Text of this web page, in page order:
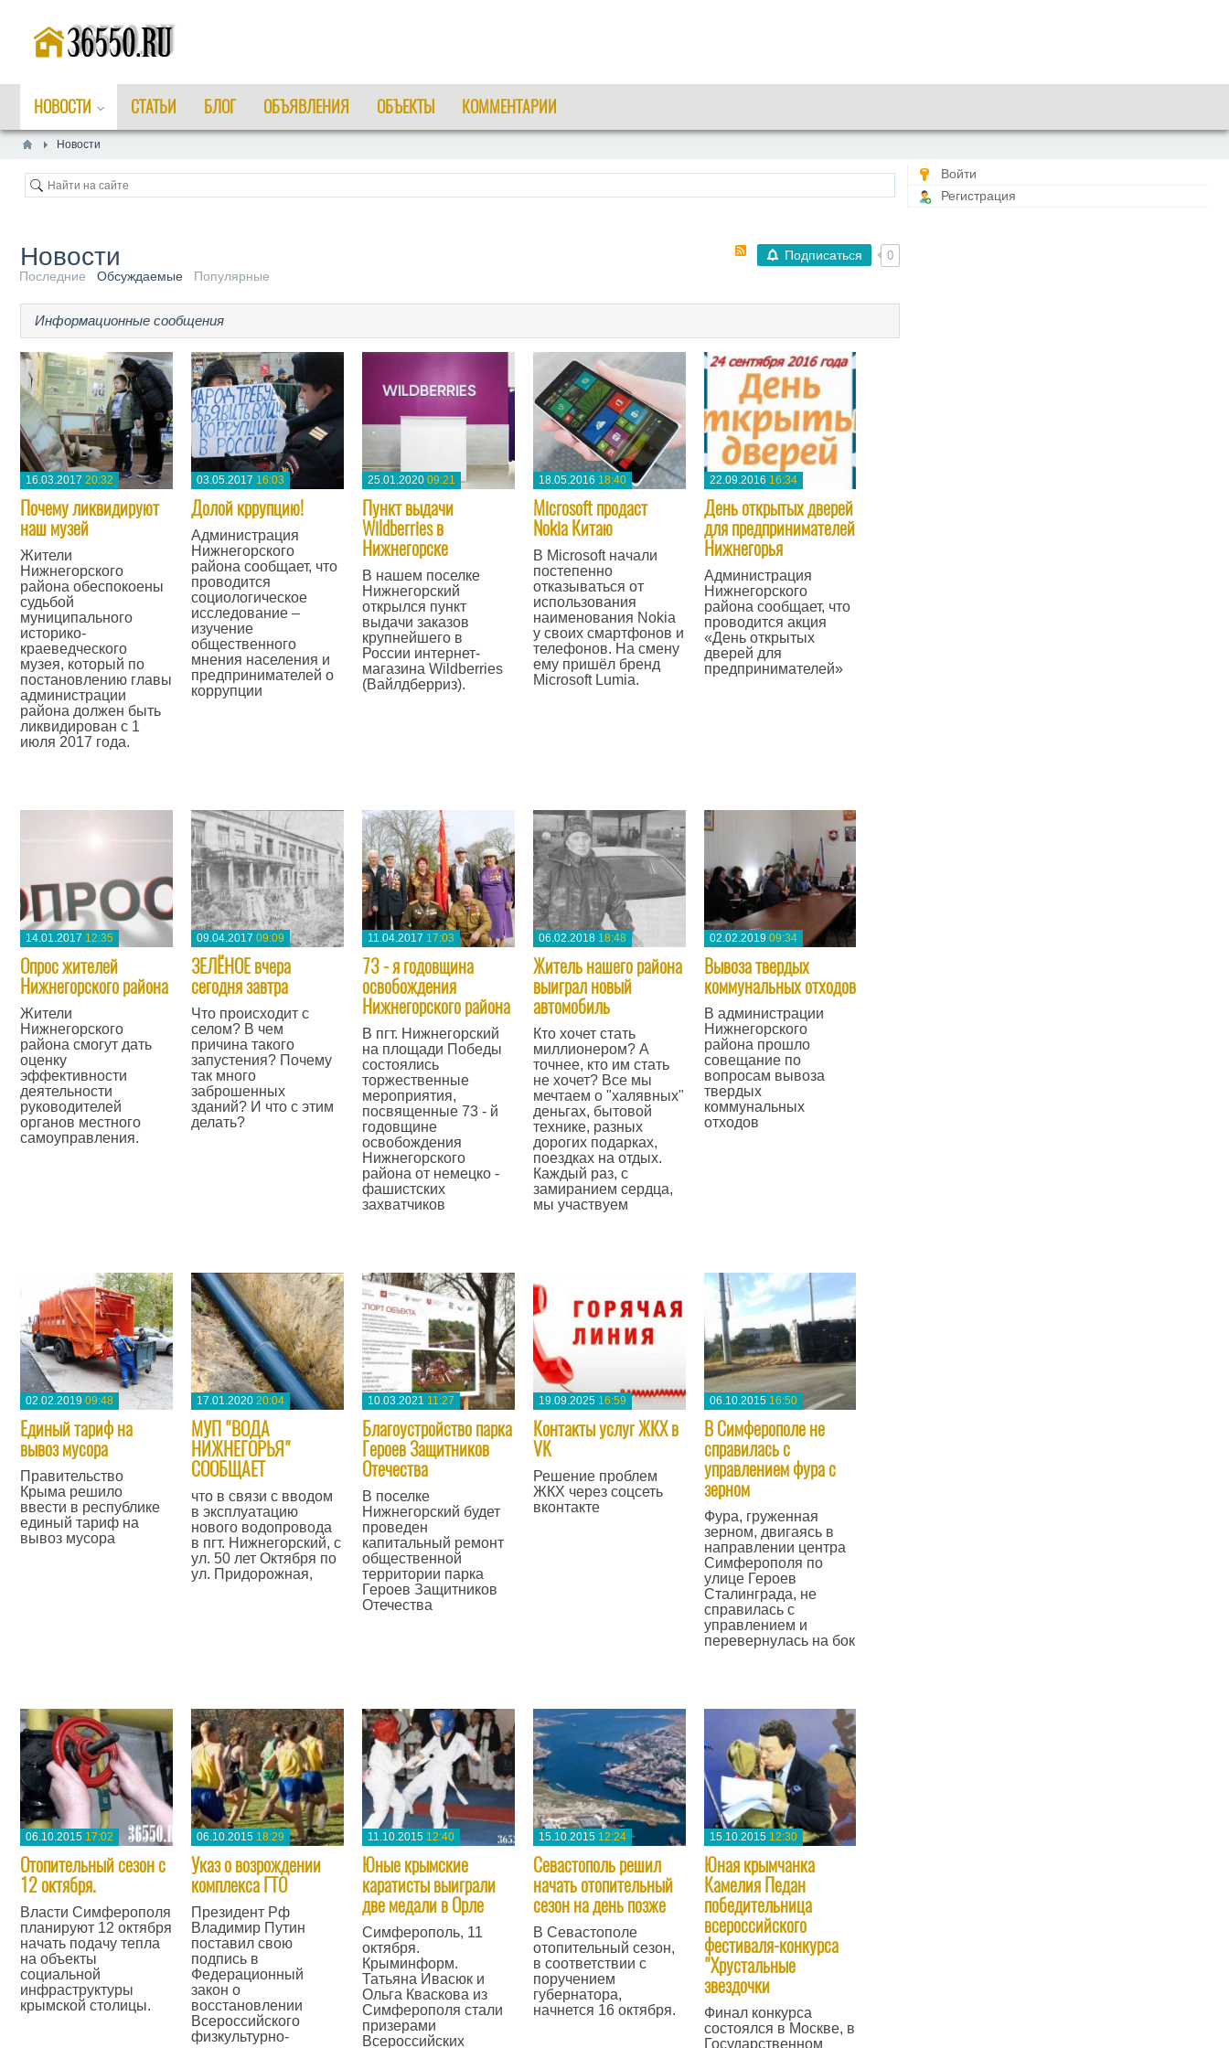
НОВОСТИ СТАТЬИ БЛОГ ОБЪЯВЛЕНИЯ ОБЪЕКТЫ КОММЕНТАРИИ
Новости
Подписаться 0
Новости
Последние Обсуждаемые Популярные
Информационные сообщения
16.03.2017 20:32
Почему ликвидируют
наш музей
Жители
Нижнегорского
района обеспокоены
судьбой
муниципального
историко-
краеведческого
музея, который по
постановлению главы
администрации
района должен быть
ликвидирован с 1
июля 2017 года.
03.05.2017 16:03
Долой кррупцию!
Администрация
Нижнегорского
района сообщает, что
проводится
социологическое
исследование –
изучение
общественного
мнения населения и
предпринимателей о
коррупции
25.01.2020 09:21
Пункт выдачи
Wildberries в
Нижнегорске
В нашем поселке
Нижнегорский
открылся пункт
выдачи заказов
крупнейшего в
России интернет-
магазина Wildberries
(Вайлдберриз).
18.05.2016 18:40
Microsoft продаст
Nokia Китаю
В Microsoft начали
постепенно
отказываться от
использования
наименования Nokia
у своих смартфонов и
телефонов. На смену
ему пришёл бренд
Microsoft Lumia.
22.09.2016 16:34
День открытых дверей
для предпринимателей
Нижнегорья
Администрация
Нижнегорского
района сообщает, что
проводится акция
«День открытых
дверей для
предпринимателей»
14.01.2017 12:35
Опрос жителей
Нижнегорского района
Жители
Нижнегорского
района смогут дать
оценку
эффективности
деятельности
руководителей
органов местного
самоуправления.
09.04.2017 09:09
ЗЕЛЁНОЕ вчера
сегодня завтра
Что происходит с
селом? В чем
причина такого
запустения? Почему
так много
заброшенных
зданий? И что с этим
делать?
11.04.2017 17:03
73 - я годовщина
освобождения
Нижнегорского района
В пгт. Нижнегорский
на площади Победы
состоялись
торжественные
мероприятия,
посвященные 73 - й
годовщине
освобождения
Нижнегорского
района от немецко -
фашистских
захватчиков
06.02.2018 18:48
​Житель нашего района
выиграл новый
автомобиль
Кто хочет стать
миллионером? А
точнее, кто им стать
не хочет? Все мы
мечтаем о "халявных"
деньгах, бытовой
технике, разных
дорогих подарках,
поездках на отдых.
Каждый раз, с
замиранием сердца,
мы участвуем
02.02.2019 09:34
Вывоза твердых
коммунальных отходов
В администрации
Нижнегорского
района прошло
совещание по
вопросам вывоза
твердых
коммунальных
отходов
02.02.2019 09:48
Единый тариф на
вывоз мусора
Правительство
Крыма решило
ввести в республике
единый тариф на
вывоз мусора
17.01.2020 20:04
МУП "ВОДА
НИЖНЕГОРЬЯ"
СООБЩАЕТ
что в связи с вводом
в эксплуатацию
нового водопровода
в пгт. Нижнегорский, с
ул. 50 лет Октября по
ул. Придорожная,
10.03.2021 11:27
Благоустройство парка
Героев Защитников
Отечества
В поселке
Нижнегорский будет
проведен
капитальный ремонт
общественной
территории парка
Героев Защитников
Отечества
19.09.2025 16:59
Контакты услуг ЖКХ в
VK
Решение проблем
ЖКХ через соцсеть
вконтакте
06.10.2015 16:50
В Симферополе не
справилась с
управлением фура с
зерном
Фура, груженная
зерном, двигаясь в
направлении центра
Симферополя по
улице Героев
Сталинграда, не
справилась с
управлением и
перевернулась на бок
06.10.2015 17:02
Отопительный сезон с
12 октября.
Власти Симферополя
планируют 12 октября
начать подачу тепла
на объекты
социальной
инфраструктуры
крымской столицы.
06.10.2015 18:29
Указ о возрождении
комплекса ГТО
Президент Рф
Владимир Путин
поставил свою
подпись в
Федерационный
закон о
восстановлении
Всероссийского
физкультурно-
11.10.2015 12:40
Юные крымские
каратисты выиграли
две медали в Орле
Симферополь, 11
октября.
Крыминформ.
Татьяна Ивасюк и
Ольга Кваскова из
Симферополя стали
призерами
Всероссийских
15.10.2015 12:24
Севастополь решил
начать отопительный
сезон на день позже
В Севастополе
отопительный сезон,
в соответствии с
поручением
губернатора,
начнется 16 октября.
15.10.2015 12:30
Юная крымчанка
Камелия Педан
победительница
всероссийского
фестиваля-конкурса
"Хрустальные
звездочки
Финал конкурса
состоялся в Москве, в
Государственном
Войти
Регистрация